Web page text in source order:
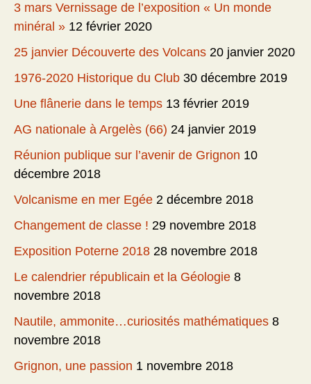
3 mars Vernissage de l’exposition « Un monde
minéral » 12 février 2020
25 janvier Découverte des Volcans 20 janvier 2020
1976-2020 Historique du Club 30 décembre 2019
Une flânerie dans le temps 13 février 2019
AG nationale à Argelès (66) 24 janvier 2019
Réunion publique sur l’avenir de Grignon 10
décembre 2018
Volcanisme en mer Egée 2 décembre 2018
Changement de classe ! 29 novembre 2018
Exposition Poterne 2018 28 novembre 2018
Le calendrier républicain et la Géologie 8
novembre 2018
Nautile, ammonite…curiosités mathématiques 8
novembre 2018
Grignon, une passion 1 novembre 2018